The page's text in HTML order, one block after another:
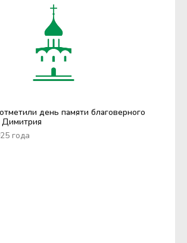
день памяти благоверного
Димитрия
года